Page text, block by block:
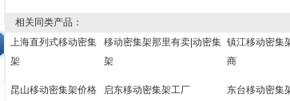
相关同类产品：
上海直列式移动密集
架
移动密集架那里有卖|动密集
架
镇江移动密集
商
昆山移动密集架价格 启东移动密集架工厂 东台移动密集